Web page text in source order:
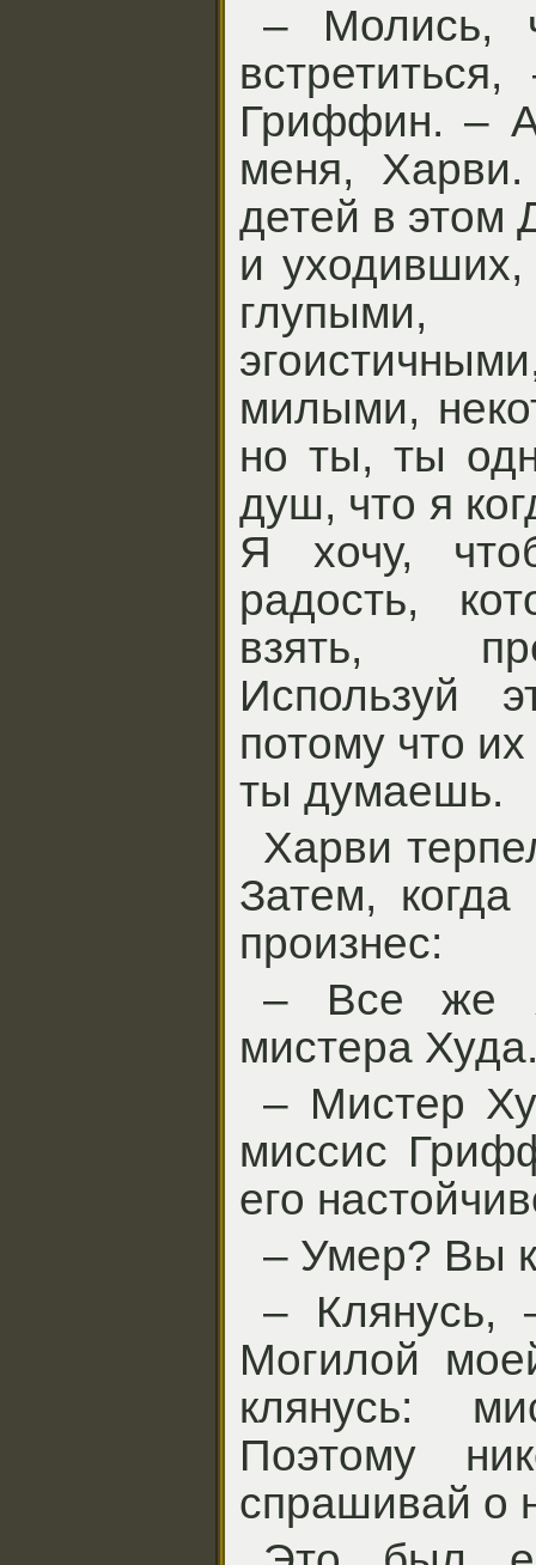
– Молись,
Гриффин. –
меня,
детей в этом
и
милыми,
но ты, ты
душ, что я
Я хочу,
радость,
взять,
Используй
потому что
ты думаешь.
Харви
Затем,
произнес:
– Все же я
мистера
– Мистер
миссис
его
– Умер? Вы
– Клянусь,
Могилой
клянусь:
Поэтому
спрашивай о